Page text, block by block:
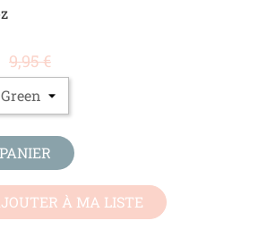
9,95 €
À MA LISTE